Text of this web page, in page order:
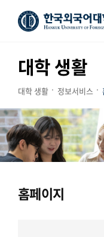
대학 생활
대학 생활 정보서비스
홈페이지